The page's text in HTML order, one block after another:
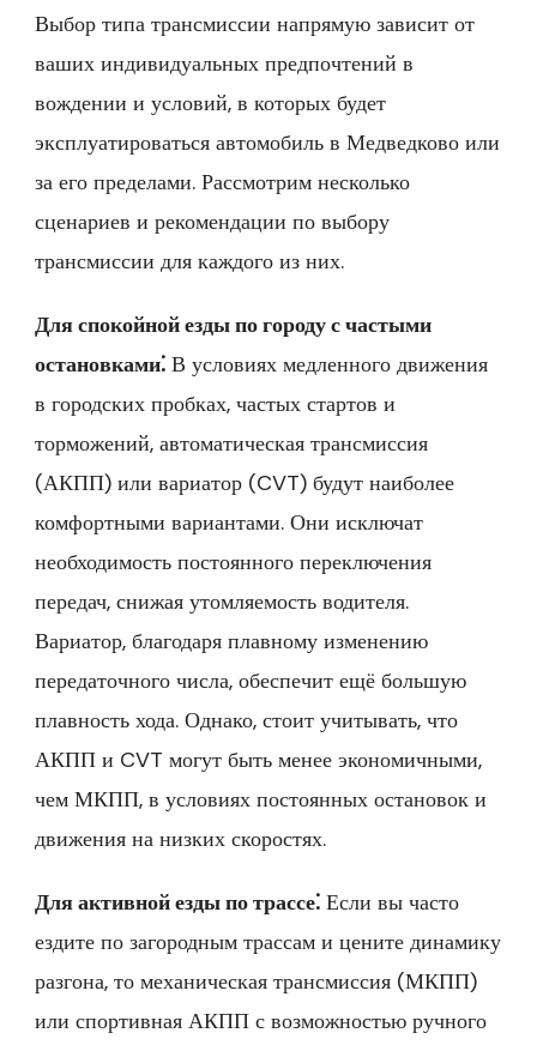
Выбор типа трансмиссии напрямую зависит от
ваших индивидуальных предпочтений в
вождении и условий‚ в которых будет
эксплуатироваться автомобиль в Медведково или
за его пределами. Рассмотрим несколько
сценариев и рекомендации по выбору
трансмиссии для каждого из них.
Для спокойной езды по городу с частыми
остановками⁚ В условиях медленного движения
в городских пробках‚ частых стартов и
торможений‚ автоматическая трансмиссия
(АКПП) или вариатор (CVT) будут наиболее
комфортными вариантами. Они исключат
необходимость постоянного переключения
передач‚ снижая утомляемость водителя.
Вариатор‚ благодаря плавному изменению
передаточного числа‚ обеспечит ещё большую
плавность хода. Однако‚ стоит учитывать‚ что
АКПП и CVT могут быть менее экономичными‚
чем МКПП‚ в условиях постоянных остановок и
движения на низких скоростях.
Для активной езды по трассе⁚ Если вы часто
ездите по загородным трассам и цените динамику
разгона‚ то механическая трансмиссия (МКПП)
или спортивная АКПП с возможностью ручного